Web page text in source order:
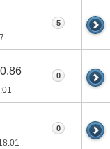
5
0
0